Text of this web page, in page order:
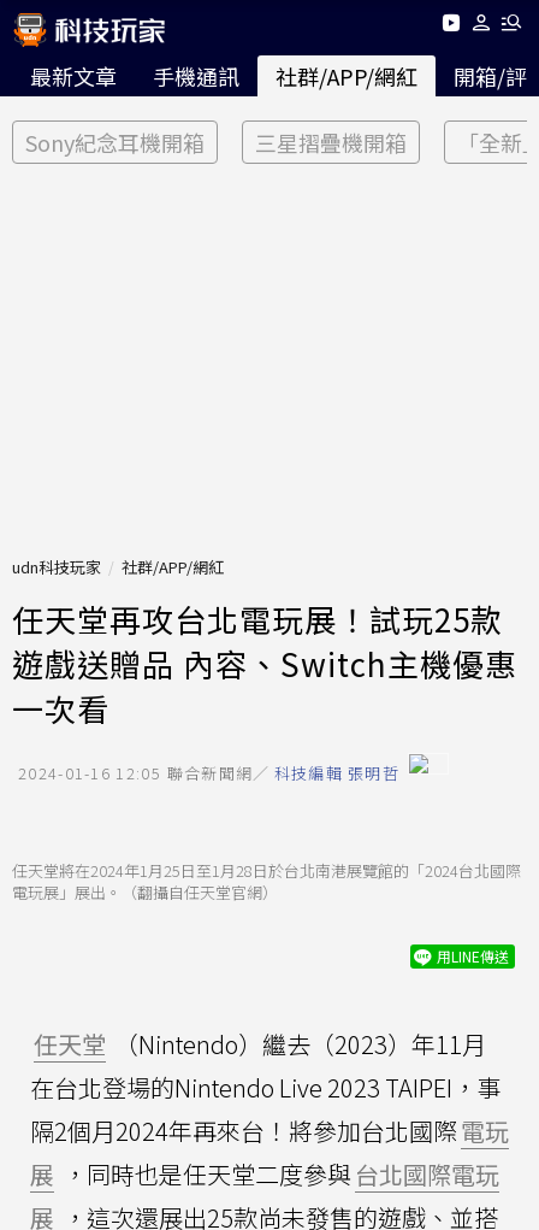
最新文章 手機通訊 社群/APP/網紅 開箱/評
Sony紀念耳機開箱 三星摺疊機開箱 「全新
udn科技玩家 社群/APP/網紅
任天堂再攻台北電玩展！試玩25款
遊戲送贈品 內容、Switch主機優惠
一次看
2024-01-16 12:05 聯合新聞網／ 科技編輯 張明哲
任天堂將在2024年1月25日至1月28日於台北南港展覽館的「2024台北國際
電玩展」展出。（翻攝自任天堂官網）
用LINE傳送
任天堂
（Nintendo）繼去（2023）年11月
在台北登場的Nintendo Live 2023 TAIPEI，事
隔2個月2024年再來台！將參加台北國際電玩
展 ，同時也是任天堂二度參與 台北國際電玩
展 ，這次還展出25款尚未發售的遊戲、並搭